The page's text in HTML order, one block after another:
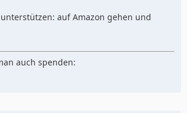
auf Amazon gehen und
auch spenden: